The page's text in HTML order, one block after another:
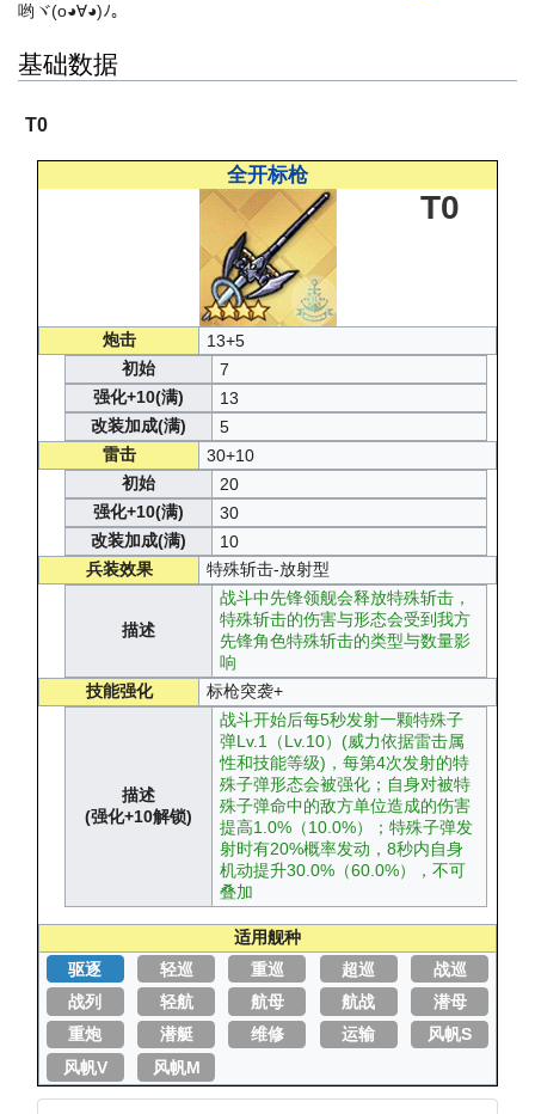
哟ヾ(o◕∀◕)ﾉ。
基础数据
T0
全开标枪
T0
炮击
13+5
初始
7
强化+10(满)
13
改装加成(满)
5
雷击
30+10
初始
20
强化+10(满)
30
改装加成(满)
10
兵装效果
特殊斩击-放射型
描述
战斗中先锋领舰会释放特殊斩击，
特殊斩击的伤害与形态会受到我方
先锋角色特殊斩击的类型与数量影
响
技能强化
标枪突袭+
描述
(强化+10解锁)
战斗开始后每5秒发射一颗特殊子
弹Lv.1（Lv.10）(威力依据雷击属
性和技能等级)，每第4次发射的特
殊子弹形态会被强化；自身对被特
殊子弹命中的敌方单位造成的伤害
提高1.0%（10.0%）；特殊子弹发
射时有20%概率发动，8秒内自身
机动提升30.0%（60.0%），不可
叠加
适用舰种
驱逐
轻巡 重巡 超巡
战巡
战列
轻航 航母 航战
潜母
重炮
潜艇 维修 运输
风帆S
风帆V
风帆M